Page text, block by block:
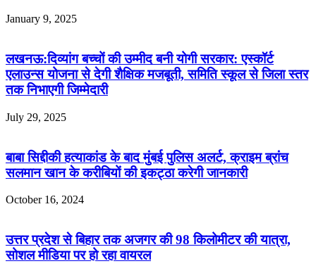
January 9, 2025
लखनऊ:दिव्यांग बच्चों की उम्मीद बनी योगी सरकार: एस्कॉर्ट
एलाउन्स योजना से देगी शैक्षिक मजबूती, समिति स्कूल से जिला स्तर
तक निभाएगी जिम्मेदारी
July 29, 2025
बाबा सिद्दीकी हत्याकांड के बाद मुंबई पुलिस अलर्ट, क्राइम ब्रांच
सलमान खान के करीबियों की इकट्ठा करेगी जानकारी
October 16, 2024
उत्तर प्रदेश से बिहार तक अजगर की 98 किलोमीटर की यात्रा,
सोशल मीडिया पर हो रहा वायरल